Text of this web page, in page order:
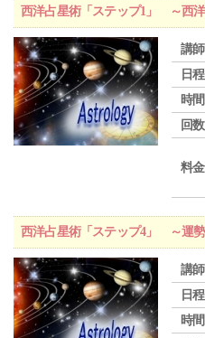
西洋占星術「ステップ1」 ～西
講師
日程
時間
回数
料金
西洋占星術「ステップ4」 ～運
講師
日程
時間